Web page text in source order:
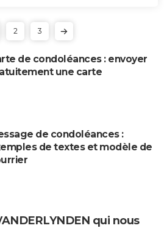
2 3
de condoléances : envoyer
une carte
de condoléances :
de textes et modèle de
qui nous